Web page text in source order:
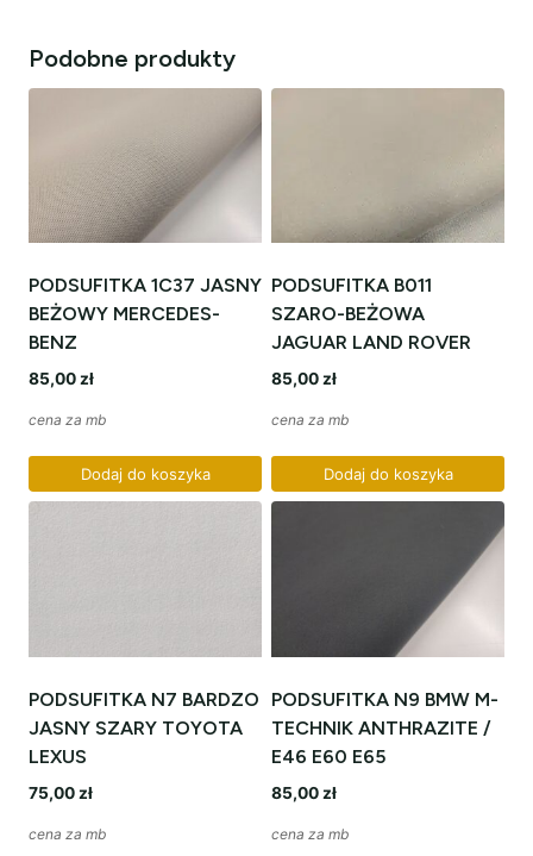
Podobne produkty
PODSUFITKA 1C37 JASNY
BEŻOWY MERCEDES-
BENZ
85,00 zł
cena za mb
Dodaj do koszyka
PODSUFITKA B011
SZARO-BEŻOWA
JAGUAR LAND ROVER
85,00 zł
cena za mb
Dodaj do koszyka
PODSUFITKA N7 BARDZO
JASNY SZARY TOYOTA
LEXUS
75,00 zł
cena za mb
PODSUFITKA N9 BMW M-
TECHNIK ANTHRAZITE /
E46 E60 E65
85,00 zł
cena za mb